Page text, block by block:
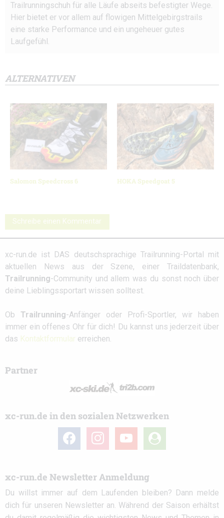
Trailrunningschuh für alle Läufe abseits befestigter Wege.
Hier bietet er vor allem auf flowigen Mittelgebirgstrails
eine starke Performance und ein ungeheuer gutes
Laufgefühl.
ALTERNATIVEN
Salomon Speedcross 6 HOKA Speedgoat 5
Schreibe einen Kommentar
xc-run.de ist DAS deutschsprachige Trailrunning-Portal mit
aktuellen News aus der Szene, einer Traildatenbank,
Trailrunning-Community und allem was du sonst noch über
deine Lieblingssportart wissen solltest.
Ob Trailrunning-Anfänger oder Profi-Sportler, wir haben
immer ein offenes Ohr für dich! Du kannst uns jederzeit über
das Kontaktformular erreichen.
Partner
xc-run.de in den sozialen Netzwerken
facebook instagram youtube
user-
circle
xc-run.de Newsletter Anmeldung
Du willst immer auf dem Laufenden bleiben? Dann melde
dich für unseren Newsletter an. Während der Saison erhältst